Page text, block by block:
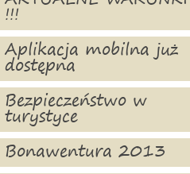
!!!
Aplikacja mobilna już
dostępna
Bezpieczeństwo w
turystyce
Bonawentura 2013